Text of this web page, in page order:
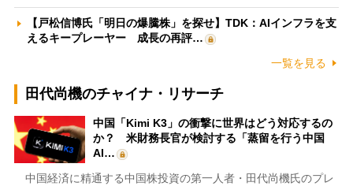
【戸松信博氏「明日の爆騰株」を探せ】TDK：AIインフラを支
えるキープレーヤー 成長の再評…
一覧を見る
田代尚機のチャイナ・リサーチ
中国「Kimi K3」の衝撃に世界はどう対応するの
か？ 米財務長官が検討する「蒸留を行う中国
AI…
中国経済に精通する中国株投資の第一人者・田代尚機氏のプレ